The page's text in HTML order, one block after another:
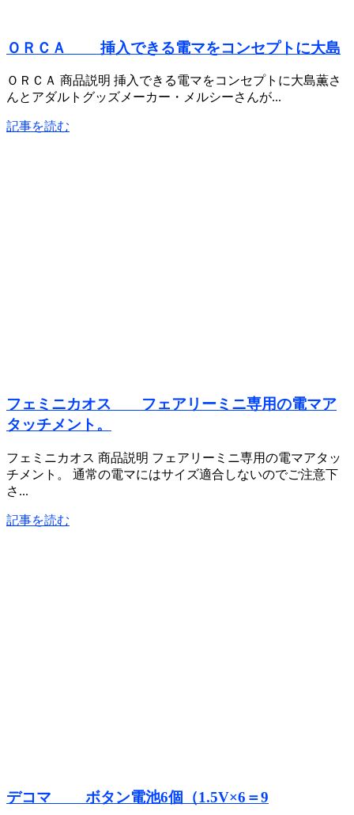
ＯＲＣＡ 挿入できる電マをコンセプトに大島
ＯＲＣＡ 商品説明 挿入できる電マをコンセプトに大島薫さ
んとアダルトグッズメーカー・メルシーさんが...
記事を読む
フェミニカオス フェアリーミニ専用の電マア
タッチメント。
フェミニカオス 商品説明 フェアリーミニ専用の電マアタッ
チメント。 通常の電マにはサイズ適合しないのでご注意下
さ...
記事を読む
デコマ ボタン電池6個（1.5V×6＝9